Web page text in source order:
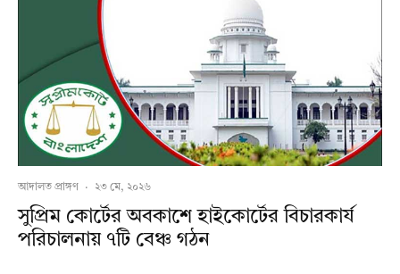
আদালত প্রাঙ্গণ · ২৩ মে, ২০২৬
সুপ্রিম কোর্টের অবকাশে হাইকোর্টের বিচারকার্য
পরিচালনায় ৭টি বেঞ্চ গঠন